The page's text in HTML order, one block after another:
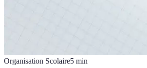
Organisation Scolaire5 min